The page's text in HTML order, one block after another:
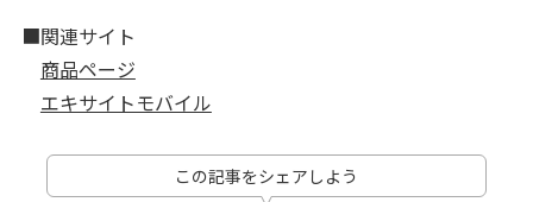
■関連サイト
商品ページ
エキサイトモバイル
この記事をシェアしよう